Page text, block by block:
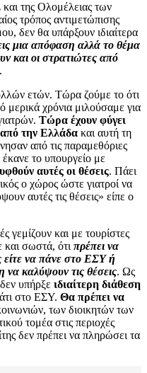
της Ολομέλειας των
τρόπος αντιμετώπισης
δεν θα υπάρξουν ιδιαίτερα
μια απόφαση αλλά το θέμα
και οι στρατιώτες από
ετών. Τώρα ζούμε το ότι
μερικά χρόνια μιλούσαμε για
Τώρα έχουν φύγει
από την Ελλάδα και αυτή τη
από τις παραμεθόριες
το υπουργείο με
αυτές οι θέσεις. Πάει
ο χώρος ώστε γιατροί να
αυτές τις θέσεις» είπε ο
γεμίζουν και με τουρίστες
και σωστά, ότι πρέπει να
είτε να πάνε στο ΕΣΥ ή
να καλύψουν τις θέσεις. Ως
υπήρξε ιδιαίτερη διάθεση
στο ΕΣΥ. Θα πρέπει να
των διοικητών των
τομέα στις περιοχές
δεν πρέπει να πληρώσει τα